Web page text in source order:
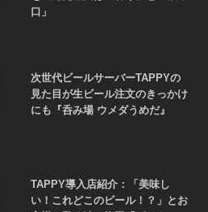
口」
次世代ビールサーバーTAPPYの
見た目が生ビール注文のきっかけ
にも『呑み場 ウメダうめだ』
TAPPY導入店紹介：「美味し
い！これどこのビール！？」とお